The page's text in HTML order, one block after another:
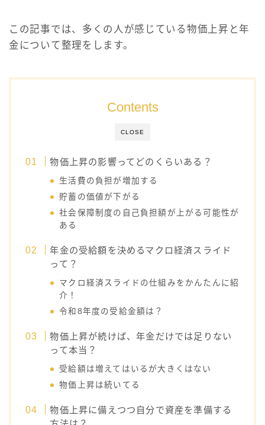
この記事では、多くの人が感じている物価上昇と年
金について整理をします。
CLOSE
Contents
物価上昇の影響ってどのくらいある？
生活費の負担が増加する
貯蓄の価値が下がる
社会保障制度の自己負担額が上がる可能性が
ある
年金の受給額を決めるマクロ経済スライド
って？
マクロ経済スライドの仕組みをかんたんに紹
介！
令和8年度の受給金額は？
物価上昇が続けば、年金だけでは足りない
って本当？
受給額は増えてはいるが大きくはない
物価上昇は続いてる
物価上昇に備えつつ自分で資産を準備する